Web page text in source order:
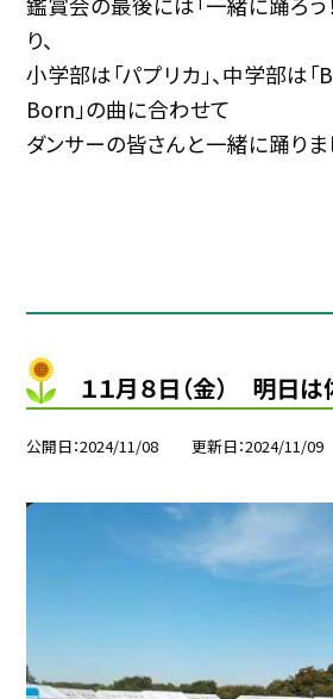
り、
小学部は「パプリカ」、中学部は
Born」の曲に合わせて
ダンサーの皆さんと一緒に踊りま
１１月８日（金） 明日
公開日 2024/11/08 更新日 2024/11/09